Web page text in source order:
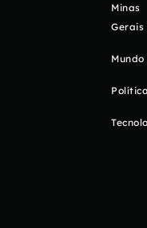
Minas
Gerais
Mundo
Política